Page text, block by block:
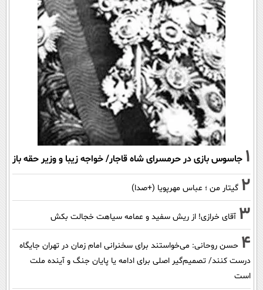
1 جاسوس بازی در حرمسرای شاه قاجار/ خواجه زیبا و وزیر حقه باز
2 گیتار من ؛ عباس مهرپویا (+صدا)
3 آقای خرازی! از ریش سفید و عمامه سیاهت خجالت بکش
4 حسن روحانی: می‌خواستند برای سخنرانی امام زمان در تهران جایگاه
درست کنند/ تصمیم‌گیر اصلی برای ادامه یا پایان جنگ و آینده ملت
است